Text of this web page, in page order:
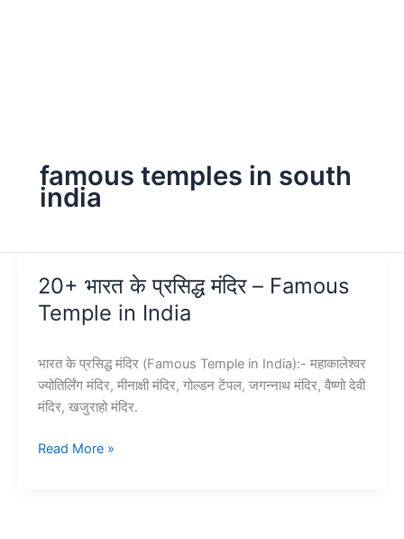
famous temples in south
india
20+ भारत के प्रसिद्ध मंदिर – Famous
Temple in India
भारत के प्रसिद्ध मंदिर (Famous Temple in India):- महाकालेश्वर
ज्योतिर्लिंग मंदिर, मीनाक्षी मंदिर, गोल्डन टेंपल, जगन्नाथ मंदिर, वैष्णो देवी
मंदिर, खजुराहो मंदिर.
20+
Read More »